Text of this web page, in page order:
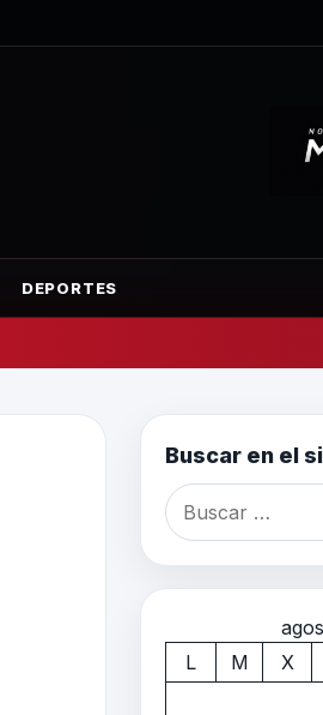
DEPORTES
Buscar en el
L
M X